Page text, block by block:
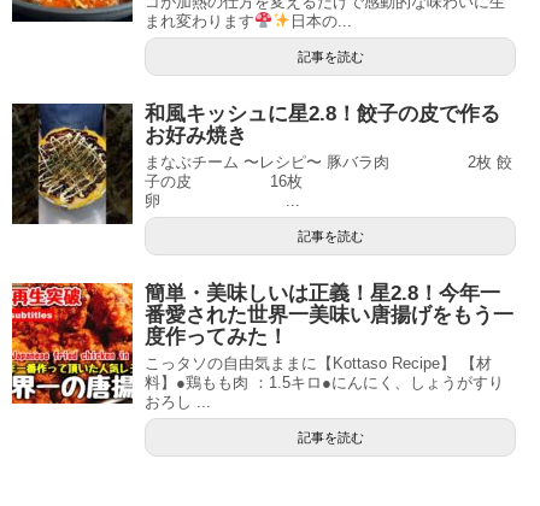
まれ変わります
日本の...
記事を読む
和風キッシュに星2.8！餃子の皮で作る
お好み焼き
まなぶチーム 〜レシピ〜 豚バラ肉 2枚 餃
子の皮 16枚
卵 ...
記事を読む
簡単・美味しいは正義！星2.8！今年一
番愛された世界一美味い唐揚げをもう一
度作ってみた！
こっタソの自由気ままに【Kottaso Recipe】 【材
料】●鶏もも肉 ：1.5キロ●にんにく、しょうがすり
おろし ...
記事を読む